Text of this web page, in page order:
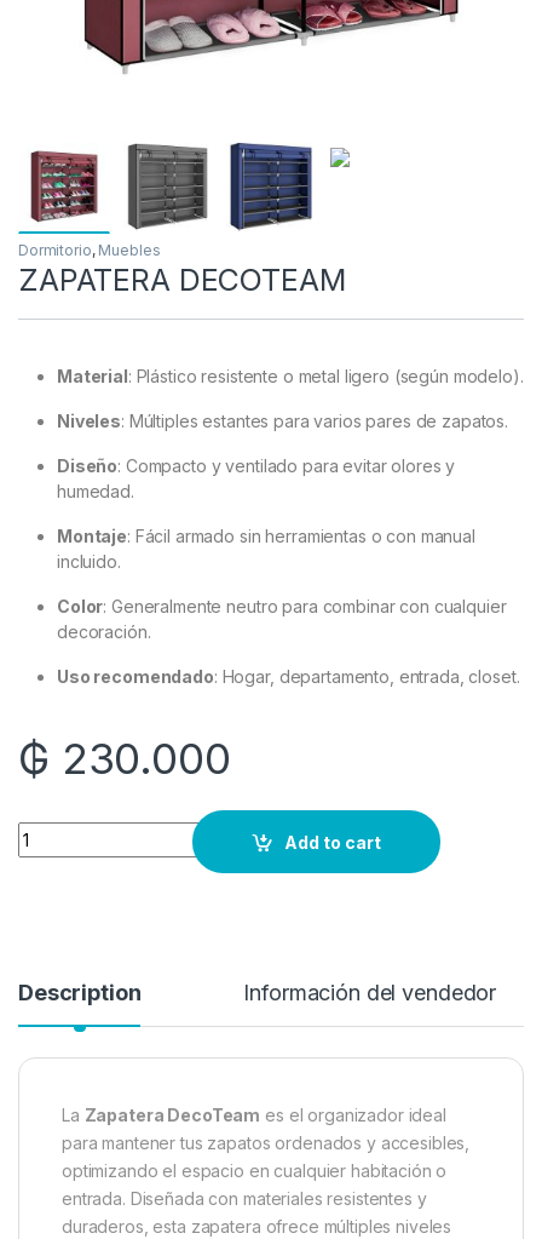
Dormitorio, Muebles
ZAPATERA DECOTEAM
Material: Plástico resistente o metal ligero (según modelo).
Niveles: Múltiples estantes para varios pares de zapatos.
Diseño: Compacto y ventilado para evitar olores y
humedad.
Montaje: Fácil armado sin herramientas o con manual
incluido.
Color: Generalmente neutro para combinar con cualquier
decoración.
Uso recomendado: Hogar, departamento, entrada, closet.
₲ 230.000
Quantity
Add to cart
Description Información del vendedor
La Zapatera DecoTeam es el organizador ideal
para mantener tus zapatos ordenados y accesibles,
optimizando el espacio en cualquier habitación o
entrada. Diseñada con materiales resistentes y
duraderos, esta zapatera ofrece múltiples niveles